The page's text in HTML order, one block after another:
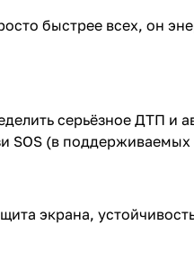
быстрее всех, он
серьёзное ДТП и
SOS (в
экрана,